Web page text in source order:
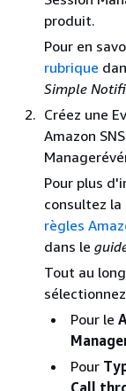
produit.
Pour en
rubrique
Simple
Créez une
Amazon
Pour plus
consultez la
règles
dans le
Tout au
Pour le
Pour
Call